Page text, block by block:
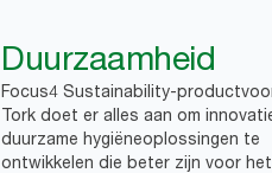
Duurzaamheid
Focus4 Sustainability-
Tork doet er alles aan om
duurzame hygiëneoplossingen te
ontwikkelen die beter zijn voor het